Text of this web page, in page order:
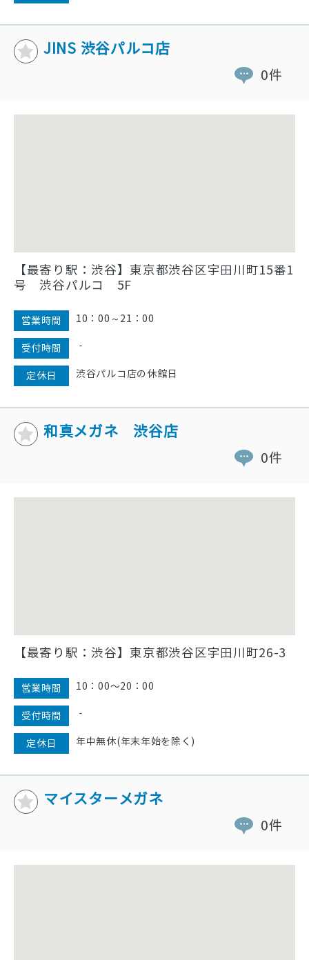
JINS 渋谷パルコ店
0件
【最寄り駅：渋谷】東京都渋谷区宇田川町15番1
号 渋谷パルコ 5F
営業時間 10：00～21：00
受付時間 ‐
定休日 渋谷パルコ店の休館日
和真メガネ 渋谷店
0件
【最寄り駅：渋谷】東京都渋谷区宇田川町26-3
営業時間 10：00〜20：00
受付時間 ‐
定休日 年中無休(年末年始を除く)
マイスターメガネ
0件